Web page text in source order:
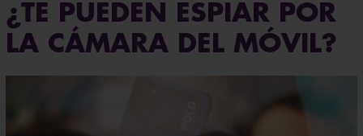
¿TE PUEDEN ESPIAR POR
LA CÁMARA DEL MÓVIL?